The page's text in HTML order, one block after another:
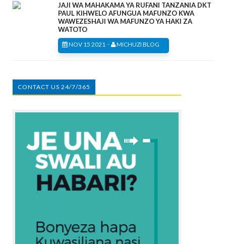
JAJI WA MAHAKAMA YA RUFANI TANZANIA DKT
PAUL KIHWELO AFUNGUA MAFUNZO KWA
WAWEZESHAJI WA MAFUNZO YA HAKI ZA
WATOTO
NOV 15 2021 - MICHUZI BLOG
CONTACT US 24/7/365